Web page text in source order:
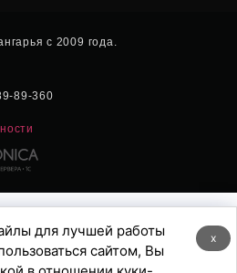
с 2009 года.
89-360
x
для лучшей работы
сайтом, Вы